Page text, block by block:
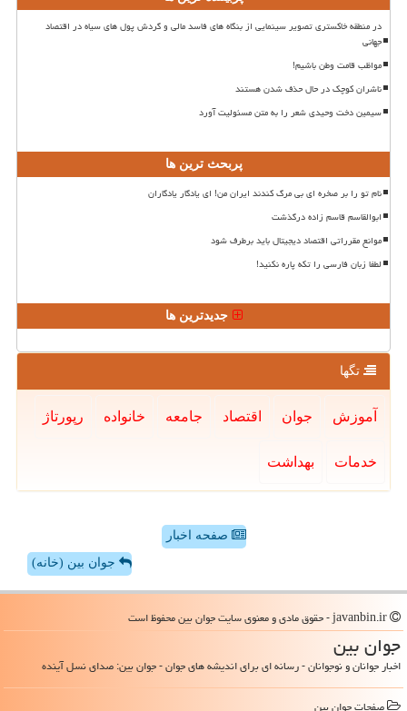
در منطقه خاکستری تصویر سینمایی از بنگاه های فاسد مالی و گردش پول های سیاه در اقتصاد
جهانی
مواظب قامت وطن باشیم!
ناشران کوچک در حال حذف شدن هستند
سیمین دخت وحیدی شعر را به متن مسئولیت آورد
پربحث ترین ها
نام تو را بر صخره ای بی مرگ کندند ایران من! ای یادگار یادگاران
ابوالقاسم قاسم زاده درگذشت
موانع مقرراتی اقتصاد دیجیتال باید برطرف شود
لطفا زبان فارسی را تکه پاره نکنید!
جدیدترین ها
تگها
آموزش جوان اقتصاد جامعه خانواده رپورتاژ
خدمات بهداشت
صفحه اخبار
جوان بین (خانه)
جوان بین
اخبار جوانان و نوجوانان - رسانه ای برای اندیشه های جوان - جوان بین: صدای نسل آینده